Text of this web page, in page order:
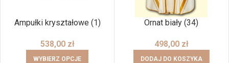
Ampułki kryształowe (1)
538,00 zł
WYBIERZ OPCJE
Ornat biały (34)
498,00 zł
DODAJ DO KOSZYKA